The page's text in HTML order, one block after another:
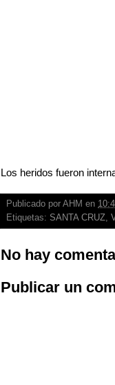
Los heridos fueron
Publicado por AHM en
Etiquetas: SANTA CRUZ,
No hay
Publicar un